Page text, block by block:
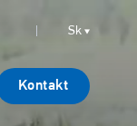
Sk
Kontakt